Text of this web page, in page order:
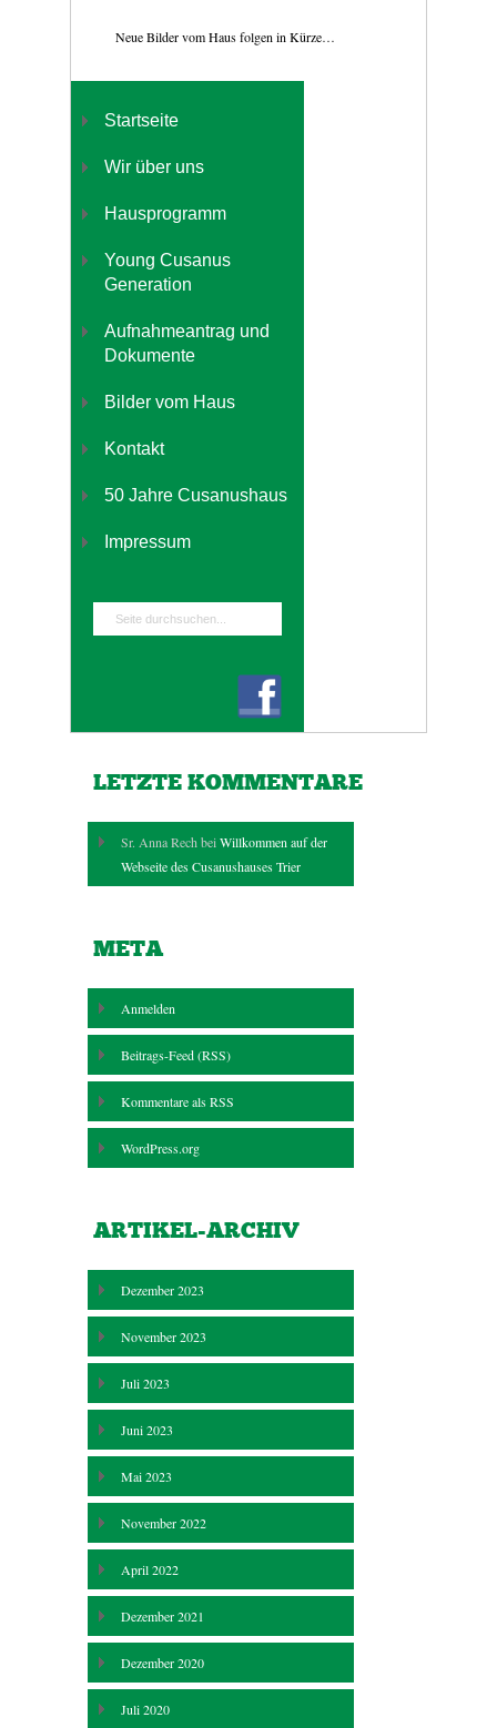
Neue Bilder vom Haus folgen in Kürze…
Startseite
Wir über uns
Hausprogramm
Young Cusanus
Generation
Aufnahmeantrag und
Dokumente
Bilder vom Haus
Kontakt
50 Jahre Cusanushaus
Impressum
LETZTE KOMMENTARE
Sr. Anna Rech beiWillkommen auf der
Webseite des Cusanushauses Trier
META
Anmelden
Beitrags-Feed (RSS)
Kommentare alsRSS
WordPress.org
ARTIKEL-ARCHIV
Dezember 2023
November 2023
Juli 2023
Juni 2023
Mai 2023
November 2022
April 2022
Dezember 2021
Dezember 2020
Juli 2020